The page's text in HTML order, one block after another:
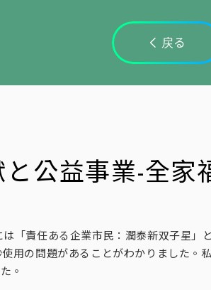
戻る
公益事業-全家
は「責任ある企業市民：潤泰新双子星
用の問題があることがわかりました。
。